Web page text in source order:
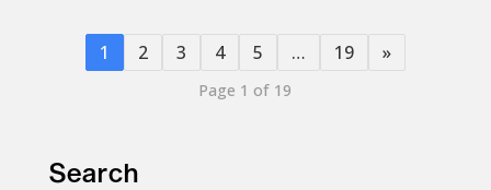
1 2 3 4 5 … 19 »
Page 1 of 19
Search